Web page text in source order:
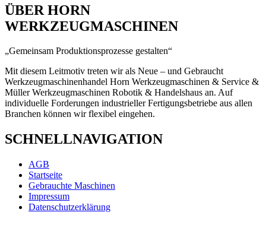
ÜBER HORN
WERKZEUGMASCHINEN
„Gemeinsam Produktionsprozesse gestalten“
Mit diesem Leitmotiv treten wir als Neue – und Gebraucht
Werkzeugmaschinenhandel Horn Werkzeugmaschinen & Service &
Müller Werkzeugmaschinen Robotik & Handelshaus an. Auf
individuelle Forderungen industrieller Fertigungsbetriebe aus allen
Branchen können wirflexibel eingehen.
SCHNELLNAVIGATION
AGB
Startseite
Gebrauchte Maschinen
Impressum
Datenschutzerklärung